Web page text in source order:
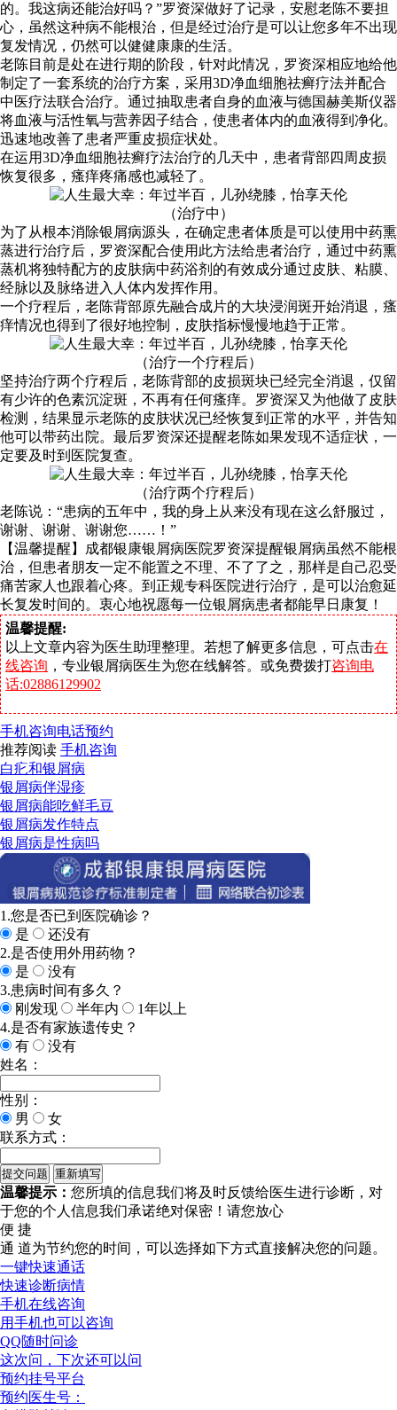
的。我这病还能治好吗？”罗资深做好了记录，安慰老陈不要担
心，虽然这种病不能根治，但是经过治疗是可以让您多年不出现
复发情况，仍然可以健健康康的生活。
老陈目前是处在进行期的阶段，针对此情况，罗资深相应地给他
制定了一套系统的治疗方案，采用3D净血细胞祛癣疗法并配合
中医疗法联合治疗。通过抽取患者自身的血液与德国赫美斯仪器
将血液与活性氧与营养因子结合，使患者体内的血液得到净化。
迅速地改善了患者严重皮损症状处。
在运用3D净血细胞祛癣疗法治疗的几天中，患者背部四周皮损
恢复很多，瘙痒疼痛感也减轻了。
（治疗中）
为了从根本消除银屑病源头，在确定患者体质是可以使用中药熏
蒸进行治疗后，罗资深配合使用此方法给患者治疗，通过中药熏
蒸机将独特配方的皮肤病中药浴剂的有效成分通过皮肤、粘膜、
经脉以及脉络进入人体内发挥作用。
一个疗程后，老陈背部原先融合成片的大块浸润斑开始消退，瘙
痒情况也得到了很好地控制，皮肤指标慢慢地趋于正常。
（治疗一个疗程后）
坚持治疗两个疗程后，老陈背部的皮损斑块已经完全消退，仅留
有少许的色素沉淀斑，不再有任何瘙痒。罗资深又为他做了皮肤
检测，结果显示老陈的皮肤状况已经恢复到正常的水平，并告知
他可以带药出院。最后罗资深还提醒老陈如果发现不适症状，一
定要及时到医院复查。
（治疗两个疗程后）
老陈说：“患病的五年中，我的身上从来没有现在这么舒服过，
谢谢、谢谢、谢谢您……！”
【温馨提醒】成都银康银屑病医院罗资深提醒银屑病虽然不能根
治，但患者朋友一定不能置之不理、不了了之，那样是自己忍受
痛苦家人也跟着心疼。到正规专科医院进行治疗，是可以治愈延
长复发时间的。衷心地祝愿每一位银屑病患者都能早日康复！
温馨提醒:
以上文章内容为医生助理整理。若想了解更多信息，可点击在
线咨询 ，专业银屑病医生为您在线解答。或免费拨打咨询电
话:02886129902
手机咨询电话预约
推荐阅读 手机咨询
白疕和银屑病
银屑病伴湿疹
银屑病能吃鲜毛豆
银屑病发作特点
银屑病是性病吗
1.您是否已到医院确诊？
是
还没有
2.是否使用外用药物？
是
没有
3.患病时间有多久？
刚发现
半年内
1年以上
4.是否有家族遗传史？
有
没有
姓名：
性别：
男
女
联系方式：
温馨提示： 您所填的信息我们将及时反馈给医生进行诊断，对
于您的个人信息我们承诺绝对保密！请您放心
便 捷
通 道为节约您的时间，可以选择如下方式直接解决您的问题。
一键快速通话
快速诊断病情
手机在线咨询
用手机也可以咨询
QQ随时问诊
这次问，下次还可以问
预约挂号平台
预约医生号：